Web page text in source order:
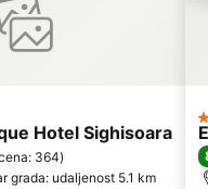
Hotel Sighisoara
364)
grada: udaljenost 5.1 km